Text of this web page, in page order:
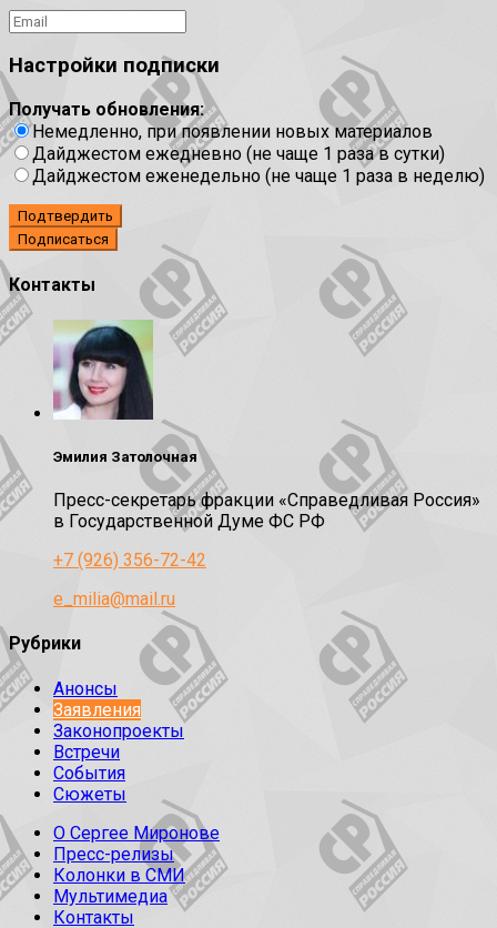
Настройки подписки
Получать обновления:
Немедленно, при появлении новых материалов
Дайджестом ежедневно (не чаще 1 раза в сутки)
Дайджестом еженедельно (не чаще 1 раза в неделю)
Подтвердить
Контакты
Эмилия Затолочная
Пресс-секретарь фракции «Справедливая Россия»
в Государственной Думе ФС РФ
+7 (926) 356-72-42
e_milia@mail.ru
Рубрики
Анонсы
Заявления
Законопроекты
Встречи
События
Сюжеты
О Сергее Миронове
Пресс-релизы
Колонки в СМИ
Мультимедиа
Контакты